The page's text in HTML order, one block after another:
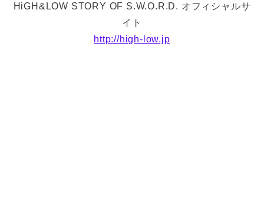
HiGH&LOW STORY OF S.W.O.R.D. オフィシャルサ
イト
http://high-low.jp